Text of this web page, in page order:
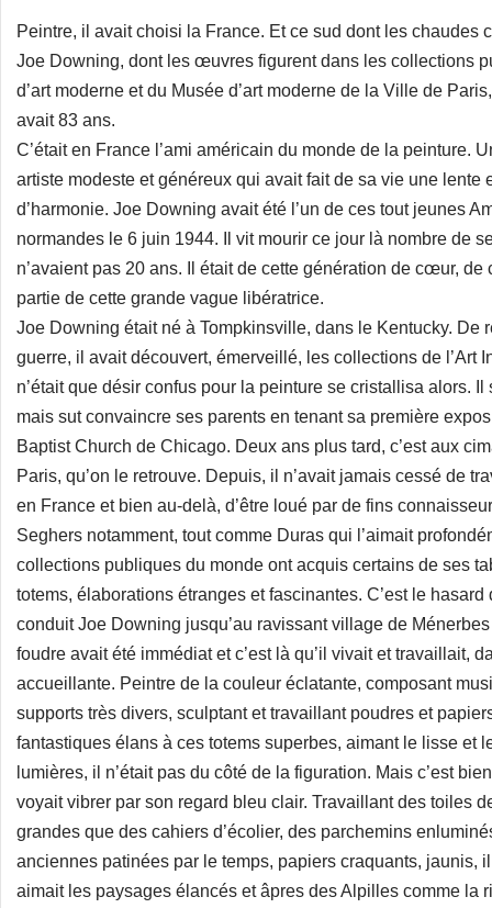
Peintre, il avait choisi la France. Et ce sud dont les chaudes
Joe Downing, dont les œuvres figurent dans les collections
d’art moderne et du Musée d’art moderne de la Ville de
avait 83 ans.
C’était en France l’ami américain du monde de la peinture.
artiste modeste et généreux qui avait fait de sa vie une lente
d’harmonie. Joe Downing avait été l’un de ces tout jeunes
normandes le 6 juin 1944. Il vit mourir ce jour là nombre de
n’avaient pas 20 ans. Il était de cette génération de cœur, de
partie de cette grande vague libératrice.
Joe Downing était né à Tompkinsville, dans le Kentucky. De
guerre, il avait découvert, émerveillé, les collections de l’Art
n’était que désir confus pour la peinture se cristallisa alors. Il
mais sut convaincre ses parents en tenant sa première
Baptist Church de Chicago. Deux ans plus tard, c’est aux
Paris, qu’on le retrouve. Depuis, il n’avait jamais cessé de
en France et bien au-delà, d’être loué par de fins
Seghers notamment, tout comme Duras qui l’aimait
collections publiques du monde ont acquis certains de ses
totems, élaborations étranges et fascinantes. C’est le
conduit Joe Downing jusqu’au ravissant village de
foudre avait été immédiat et c’est là qu’il vivait et travaillait,
accueillante. Peintre de la couleur éclatante, composant
supports très divers, sculptant et travaillant poudres et
fantastiques élans à ces totems superbes, aimant le lisse et
lumières, il n’était pas du côté de la figuration. Mais c’est
voyait vibrer par son regard bleu clair. Travaillant des toiles
grandes que des cahiers d’écolier, des parchemins
anciennes patinées par le temps, papiers craquants, jaunis,
aimait les paysages élancés et âpres des Alpilles comme la